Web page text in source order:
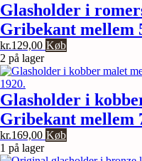
Glasholder i
Gribekant mellem
kr.129,00 Køb
2 på lager
Glasholder i
Gribekant mellem
kr.169,00 Køb
1 på lager